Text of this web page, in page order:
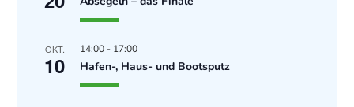
OKT.
10
14:00 - 17:00
Hafen-, Haus- und Bootsputz